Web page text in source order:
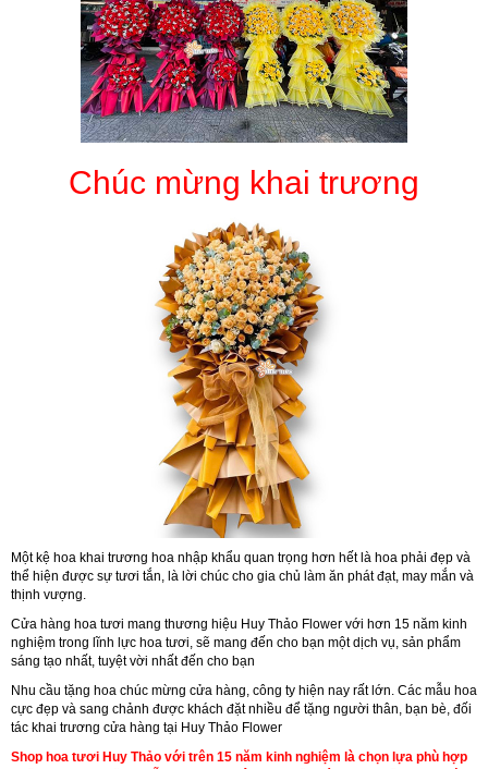
Chúc mừng khai trương
Một kệ hoa khai trương hoa nhập khẩu quan trọng hơn hết là hoa phải đẹp và
thể hiện được sự tươi tắn, là lời chúc cho gia chủ làm ăn phát đạt, may mắn và
thịnh vượng.
Cửa hàng hoa tươi mang thương hiệu Huy Thảo Flower với hơn 15 năm kinh
nghiệm trong lĩnh lực hoa tươi, sẽ mang đến cho bạn một dịch vụ, sản phẩm
sáng tạo nhất, tuyệt vời nhất đến cho bạn
Nhu cầu tặng hoa chúc mừng cửa hàng, công ty hiện nay rất lớn. Các mẫu hoa
cực đẹp và sang chảnh được khách đặt nhiều để tặng người thân, bạn bè, đối
tác khai trương cửa hàng tại Huy Thảo Flower
Shop hoa tươi Huy Thảo với trên 15 năm kinh nghiệm là chọn lựa phù hợp